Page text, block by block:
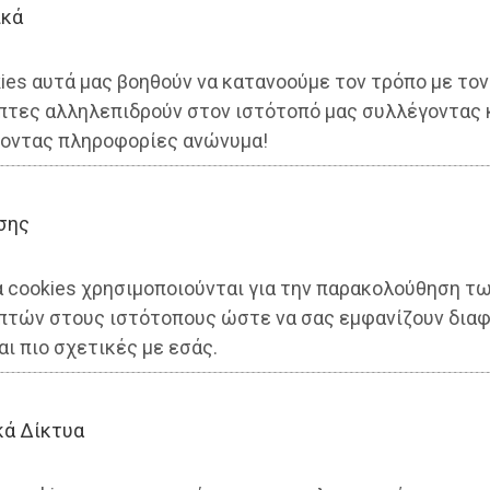
αυτά μας βοηθούν να κατανοούμε τον τρόπο με τον
αλληλεπιδρούν στον ιστότοπό μας συλλέγοντας
πληροφορίες ανώνυμα!
cookies χρησιμοποιούνται για την παρακολούθηση
στους ιστότοπους ώστε να σας εμφανίζουν
πιο σχετικές με εσάς.
Δίκτυα
στο Κέντρο